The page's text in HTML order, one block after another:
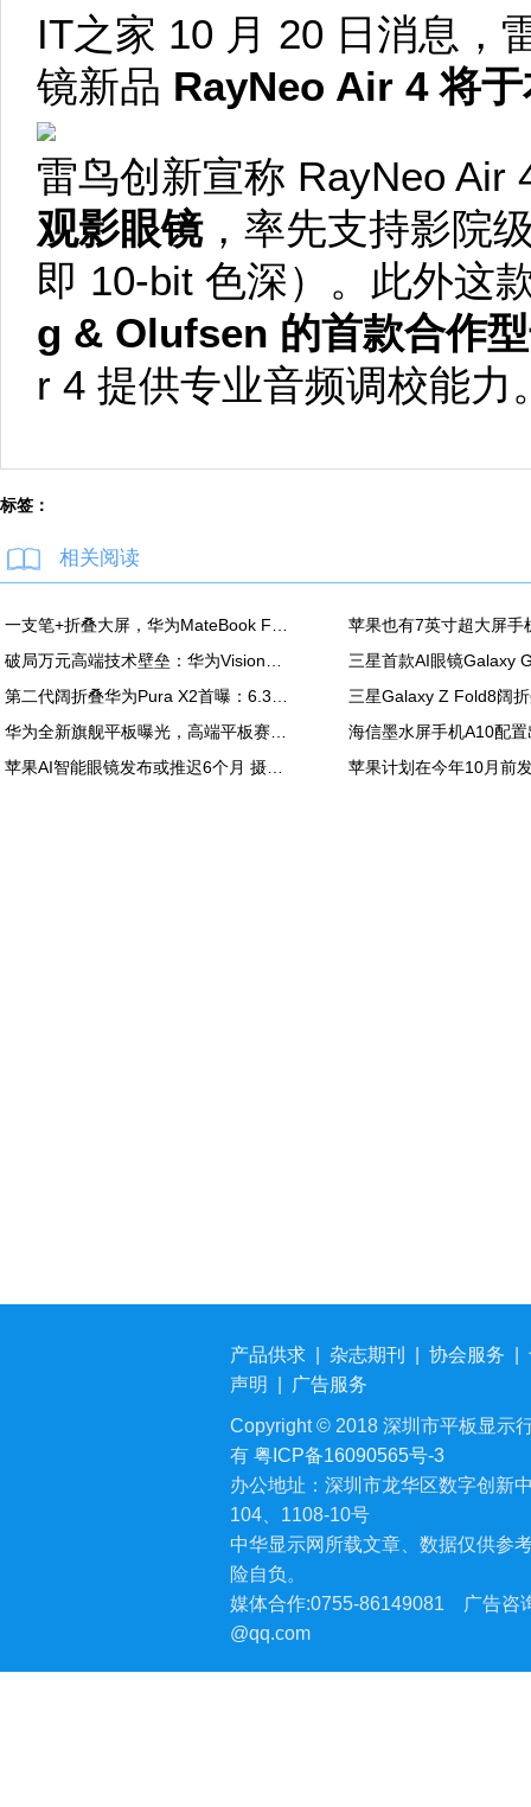
IT之家 10 月 20 日消息，
镜新品 RayNeo Air 4 将
雷鸟创新宣称 RayNeo Air
观影眼镜，率先支持影院
即 10-bit 色深）。此外这
g & Olufsen 的首款合作
r 4 提供专业音频调校能力
标签：
相关阅读
产品供求 杂志期刊 协会服务
声明
广告服务
Copyright © 2018 深圳市平板显示
有 粤ICP备16090565号-3
办公地址：深圳市龙华区数字创新
104、1108-10号
中华显示网所载文章、数据仅供参
险自负。
媒体合作:0755-86149081
广告咨
@qq.com